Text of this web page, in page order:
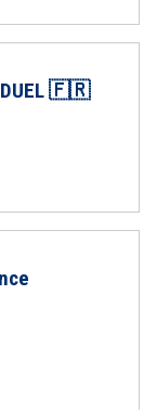
🇫🇷